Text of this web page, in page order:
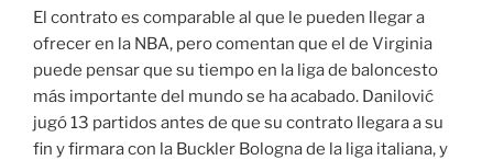
El contrato es comparable al que le pueden llegar a
ofrecer en la NBA, pero comentan que el de Virginia
puede pensar que su tiempo en la liga de baloncesto
más importante del mundo se ha acabado. Danilović
jugó 13 partidos antes de que su contrato llegara a su
fin y firmara con la Buckler Bologna de la liga italiana, y